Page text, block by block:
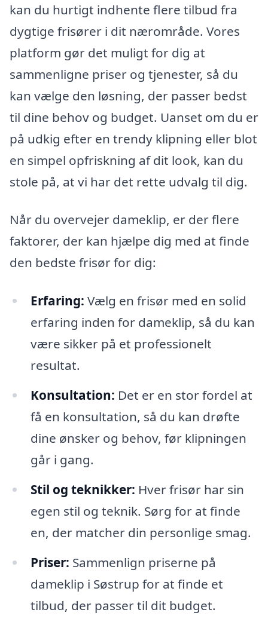
kan du hurtigt indhente flere tilbud fra
dygtige frisører i dit nærområde. Vores
platform gør det muligt for dig at
sammenligne priser og tjenester, så du
kan vælge den løsning, der passer bedst
til dine behov og budget. Uanset om du er
på udkig efter en trendy klipning eller blot
en simpel opfriskning af dit look, kan du
stole på, at vi har det rette udvalg til dig.
Når du overvejer dameklip, er der flere
faktorer, der kan hjælpe dig med at finde
den bedste frisør for dig:
Erfaring: Vælg en frisør med en solid
erfaring inden for dameklip, så du kan
være sikker på et professionelt
resultat.
Konsultation: Det er en stor fordel at
få en konsultation, så du kan drøfte
dine ønsker og behov, før klipningen
går i gang.
Stil og teknikker: Hver frisør har sin
egen stil og teknik. Sørg for at finde
en, der matcher din personlige smag.
Priser: Sammenlign priserne på
dameklip i Søstrup for at finde et
tilbud, der passer til dit budget.